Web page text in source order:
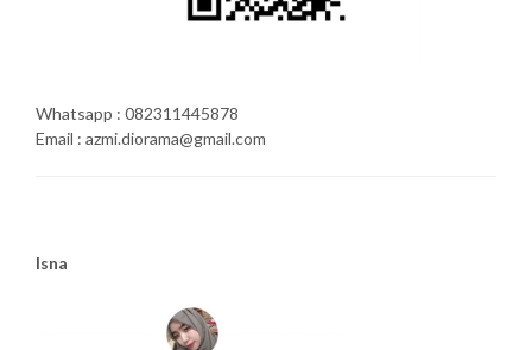
Whatsapp : 082311445878
Email : azmi.diorama@gmail.com
Isna